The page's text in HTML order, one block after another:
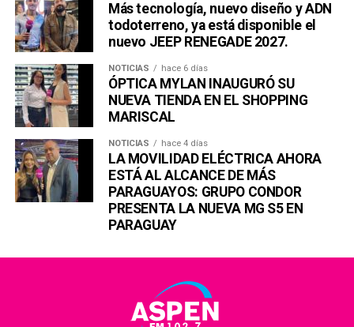
Más tecnología, nuevo diseño y ADN
todoterreno, ya está disponible el
nuevo JEEP RENEGADE 2027.
NOTICIAS hace 6 días
ÓPTICA MYLAN INAUGURÓ SU
NUEVA TIENDA EN EL SHOPPING
MARISCAL
NOTICIAS hace 4 días
LA MOVILIDAD ELÉCTRICA AHORA
ESTÁ AL ALCANCE DE MÁS
PARAGUAYOS: GRUPO CONDOR
PRESENTA LA NUEVA MG S5 EN
PARAGUAY